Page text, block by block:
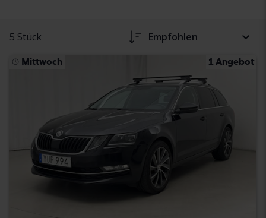
5 Stück Empfohlen
Mittwoch 1 Angebot